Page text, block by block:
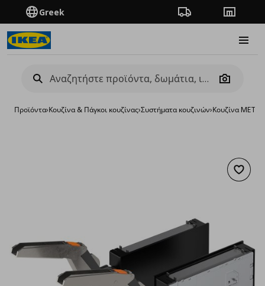
Greek Πορεία παραγγελίας
Camera
Προϊόντα›Κουζίνα & Πάγκοι κουζίνας›Συστήματα κουζινών›Κουζίνα